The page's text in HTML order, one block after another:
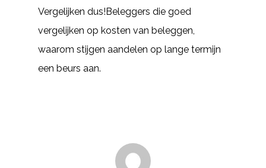
Vergelijken dus!Beleggers die goed
vergelijken op kosten van beleggen,
waarom stijgen aandelen op lange termijn
een beurs aan.